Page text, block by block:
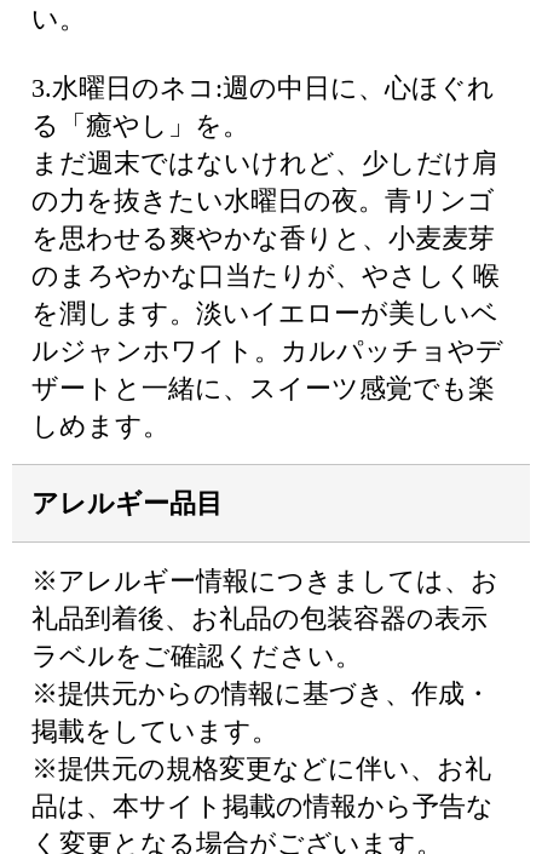
い。
3.水曜日のネコ:週の中日に、心ほぐれ
る「癒やし」を。
まだ週末ではないけれど、少しだけ肩
の力を抜きたい水曜日の夜。青リンゴ
を思わせる爽やかな香りと、小麦麦芽
のまろやかな口当たりが、やさしく喉
を潤します。淡いイエローが美しいベ
ルジャンホワイト。カルパッチョやデ
ザートと一緒に、スイーツ感覚でも楽
しめます。
アレルギー品目
※アレルギー情報につきましては、お
礼品到着後、お礼品の包装容器の表示
ラベルをご確認ください。
※提供元からの情報に基づき、作成・
掲載をしています。
※提供元の規格変更などに伴い、お礼
品は、本サイト掲載の情報から予告な
く変更となる場合がございます。